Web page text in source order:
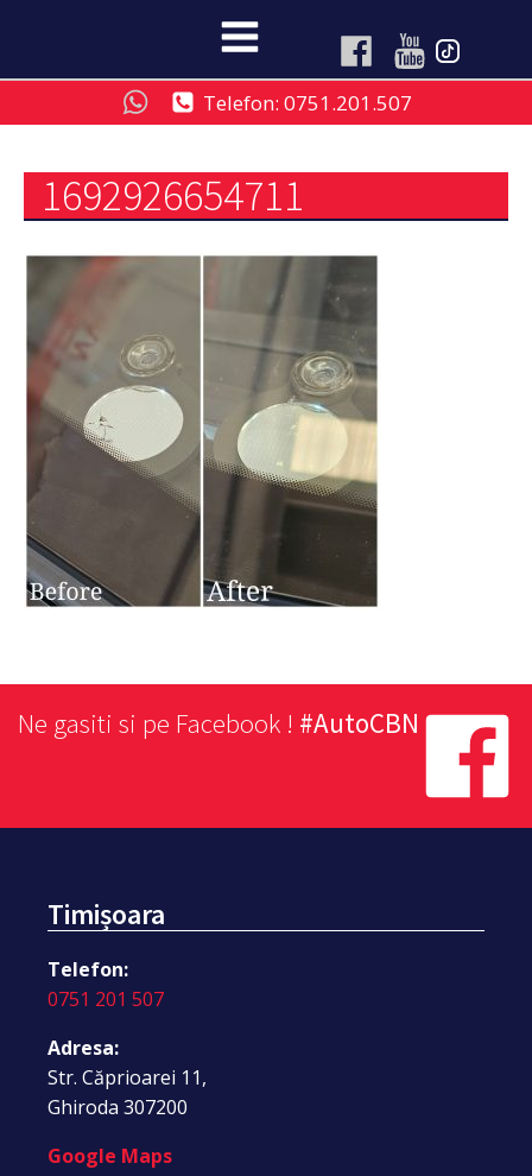
Telefon: 0751.201.507
1692926654711
Ne gasiti si pe Facebook ! #AutoCBN
Timișoara
Telefon:
0751 201 507
Adresa:
Str. Căprioarei 11,
Ghiroda 307200
Google Maps